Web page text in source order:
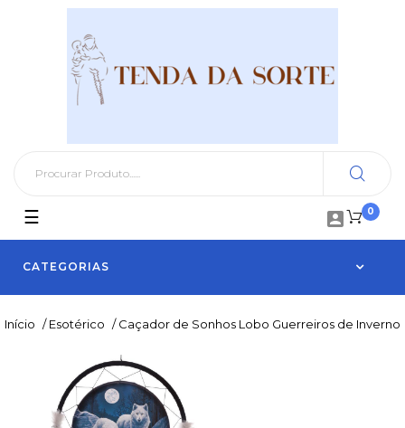
0

CATEGORIAS
Toggle
navigation
☰
Início / Esotérico / Caçador de Sonhos Lobo Guerreiros de Inverno